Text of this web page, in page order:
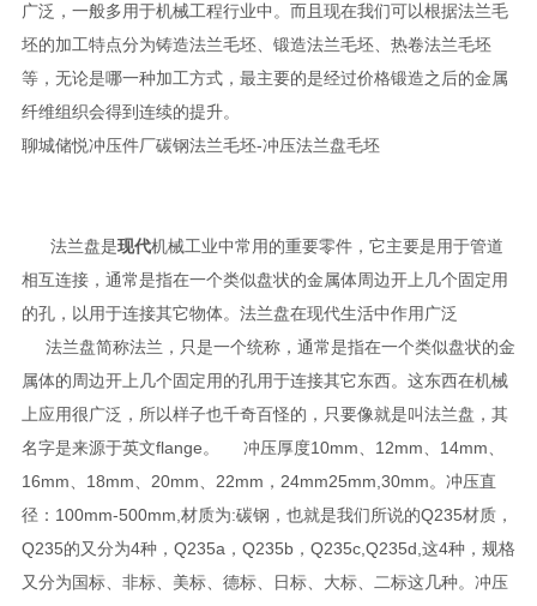
广泛，一般多用于机械工程行业中。而且现在我们可以根据法兰毛
坯的加工特点分为铸造法兰毛坯、锻造法兰毛坯、热卷法兰毛坯
等，无论是哪一种加工方式，最主要的是经过价格锻造之后的金属
纤维组织会得到连续的提升。
聊城储悦冲压件厂碳钢法兰毛坯-冲压法兰盘毛坯
法兰盘是现代机械工业中常用的重要零件，它主要是用于管道
相互连接，通常是指在一个类似盘状的金属体周边开上几个固定用
的孔，以用于连接其它物体。法兰盘在现代生活中作用广泛
法兰盘简称法兰，只是一个统称，通常是指在一个类似盘状的金
属体的周边开上几个固定用的孔用于连接其它东西。这东西在机械
上应用很广泛，所以样子也千奇百怪的，只要像就是叫法兰盘，其
名字是来源于英文flange。 冲压厚度10mm、12mm、14mm、
16mm、18mm、20mm、22mm，24mm25mm,30mm。冲压直
径：100mm-500mm,材质为:碳钢，也就是我们所说的Q235材质，
Q235的又分为4种，Q235a，Q235b，Q235c,Q235d,这4种，规格
又分为国标、非标、美标、德标、日标、大标、二标这几种。冲压